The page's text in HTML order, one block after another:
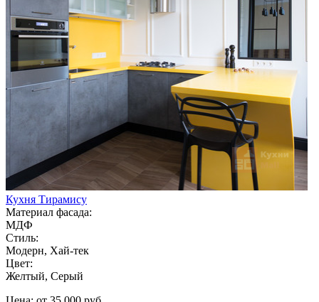
Кухня Тирамису
Материал фасада:
МДФ
Стиль:
Модерн, Хай-тек
Цвет:
Желтый, Серый